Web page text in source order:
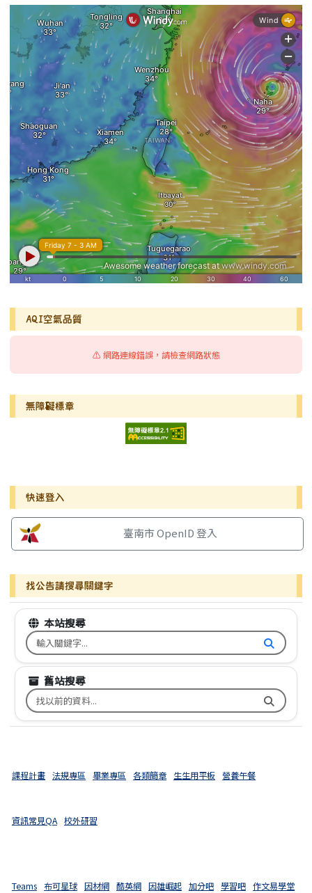
AQI空氣品質
⚠️ 網路連線錯誤，請檢查網路狀態
無障礙標章
右邊區域內容
快速登入
臺南市 OpenID 登入
找公告請搜尋關鍵字
本站搜尋
搜尋台南市文元國小全球資訊網關鍵字
舊站搜尋
搜尋台南市文元國小舊校網關鍵字
課程計畫 法規專區 畢業專區 各類簡章 生生用平板 營養午餐
資訊常見QA 校外研習
Teams 布可星球 因材網 酷英網 因雄崛起 加分吧 學習吧 作文易學堂